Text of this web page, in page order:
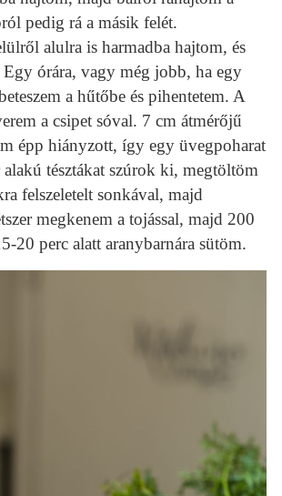
pedig rá a másik felét.
alulra is harmadba hajtom, és
órára, vagy még jobb, ha egy
a hűtőbe és pihentetem. A
a csipet sóval. 7 cm átmérőjű
épp hiányzott, így egy üvegpoharat
tésztákat szúrok ki, megtöltöm
felszeletelt sonkával, majd
megkenem a tojással, majd 200
20 perc alatt aranybarnára sütöm.